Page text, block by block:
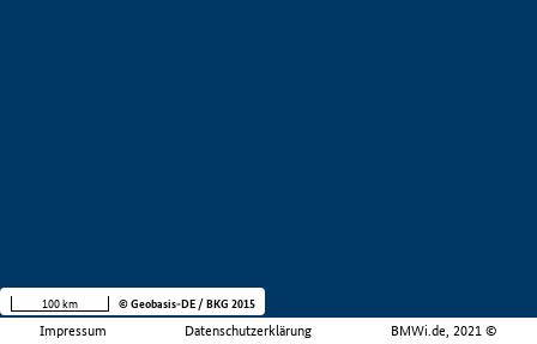
Impressum Datenschutzerklärung BMWi.de, 2021 ©
100 km © Geobasis-DE / BKG 2015